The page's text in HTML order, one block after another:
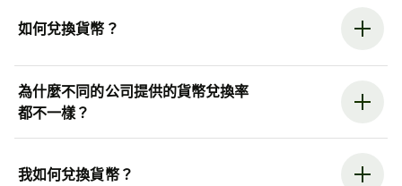
如何兌換貨幣？
為什麼不同的公司提供的貨幣兌換率
都不一樣？
我如何兌換貨幣？